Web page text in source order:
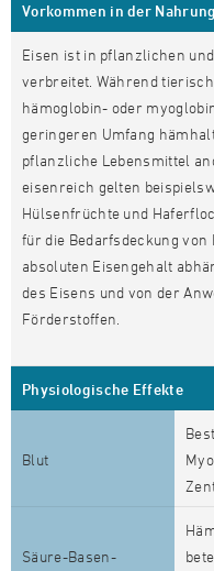
Vorkommen in der Nahrung
Eisen ist in pflanzlichen
verbreitet. Während
hämoglobin- oder
geringeren Umfang
pflanzliche Lebensmittel
eisenreich gelten
Hülsenfrüchte und
für die Bedarfsdeckung
absoluten Eisengehalt
des Eisens und von der
Förderstoffen.
Physiologische Effekte
Blut
Säure-Basen-